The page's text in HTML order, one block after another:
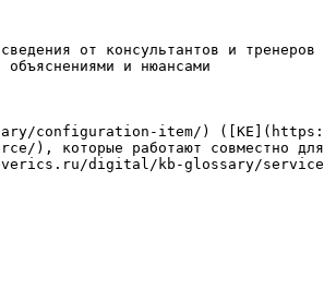
от консультантов и
и нюансами
configuration-item/)
работают совместно для
digital/kb-glossary/service/).